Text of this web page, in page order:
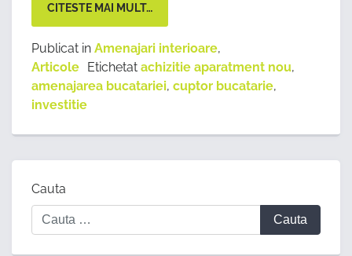
CITESTE MAI MULT…
Publicat in Amenajari interioare,
Articole
Etichetat achizitie aparatment nou,
amenajarea bucatariei, cuptor bucatarie,
investitie
Cauta